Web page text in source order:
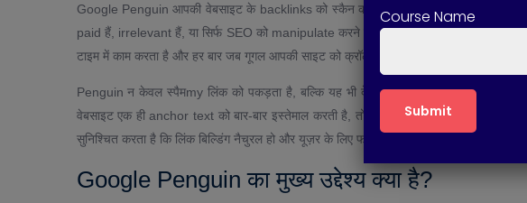
Google Penguin आपकी वेबसाइट के backlinks को स्कैन करके यह जांचता है कि वे नैचुरल हैं या
paid हैं, irrelevant हैं, या सिर्फ SEO को manipulate करने के लिए बनाए गए हैं, तो Penguin
टाइम में काम करता है और हर बार जब गूगल आपकी साइट को क्रॉल करता है, वह बैकलिंक प्रोफाइल को
Penguin न केवल स्पैमmy लिंक को पकड़ता है, बल्कि यह भी देखता है कि आपकी साइट किस
वेबसाइट एक ही anchor text को बार-बार इस्तेमाल करती है, तो यह over-optimization माना
सुनिश्चित करता है कि लिंक बिल्डिंग नैचुरल हो और यूज़र के लिए फायदेमंद रहे, न कि सिर्फ सर्च इंजन को
Google Penguin का मुख्य उद्देश्य क्या है?
Course Name